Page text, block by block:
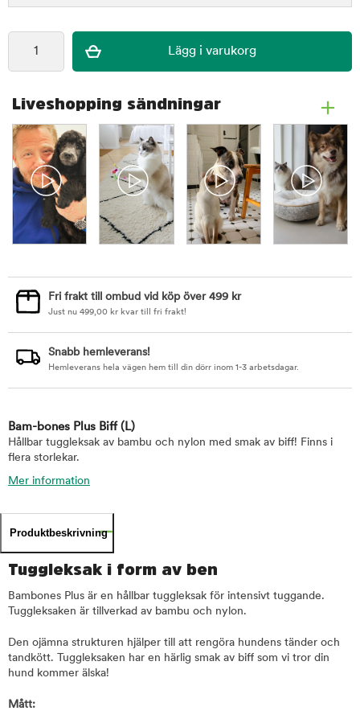
Liveshopping sändningar
Fri frakt till ombud vid köp över 499 kr
Just nu 499,00 kr kvar till fri frakt!
Snabb hemleverans!
Hemleverans hela vägen hem till din dörr inom 1-3 arbetsdagar.
Bam-bones Plus Biff (L)
Hållbar tuggleksak av bambu och nylon med smak av biff! Finns i
flera storlekar.
Mer information
Produktbeskrivning
Tuggleksak i form av ben
Bambones Plus är en hållbar tuggleksak för intensivt tuggande.
Tuggleksaken är tillverkad av bambu och nylon.
Den ojämna strukturen hjälper till att rengöra hundens tänder och
tandkött. Tuggleksaken har en härlig smak av biff som vi tror din
hund kommer älska!
Mått: